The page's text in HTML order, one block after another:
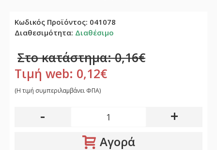
Κωδικός Προϊόντος: 041078
Διαθεσιμότητα: Διαθέσιμο
Στο κατάστημα: 0,16€
Τιμή web: 0,12€
(H τιμή συμπεριλαμβάνει ΦΠΑ)
- +
Αγορά